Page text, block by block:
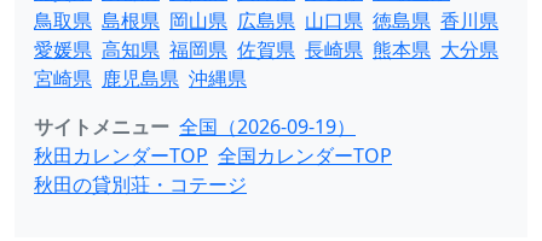
鳥取県 島根県 岡山県 広島県 山口県 徳島県 香川県
愛媛県 高知県 福岡県 佐賀県 長崎県 熊本県 大分県
宮崎県 鹿児島県 沖縄県
サイトメニュー 全国（2026-09-19）
秋田カレンダーTOP 全国カレンダーTOP
秋田の貸別荘・コテージ